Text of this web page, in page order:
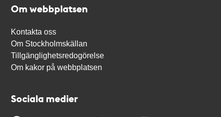
Om webbplatsen
Kontakta oss
Om Stockholmskällan
Tillgänglighetsredogörelse
Om kakor på webbplatsen
Sociala medier